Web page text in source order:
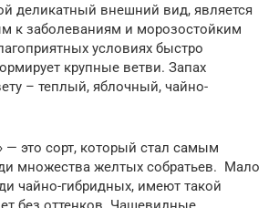
деликатный внешний вид, является
к заболеваниям и морозостойким
условиях быстро
крупные ветви. Запах
– теплый, яблочный, чайно-
— это сорт, который стал самым
множества желтых собратьев. Мало
чайно-гибридных, имеют такой